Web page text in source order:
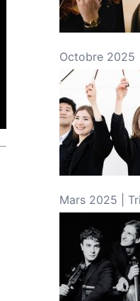
Octobre 2025
Mars 2025 |